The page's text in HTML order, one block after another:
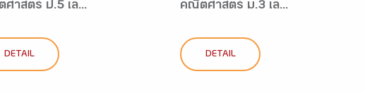
าสตร์ ป.5 เล...
DETAIL
คณิตศาสตร์ ม.3 เล...
DETAIL